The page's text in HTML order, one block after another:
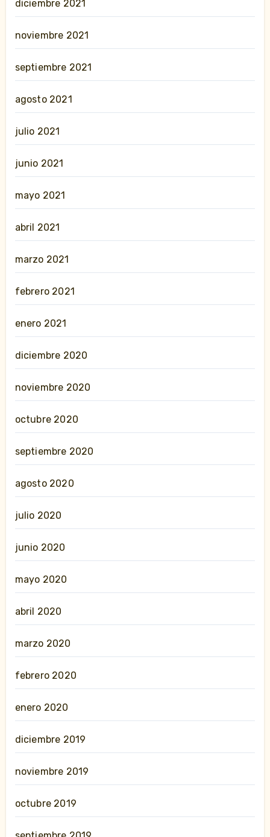
diciembre 2021
noviembre 2021
septiembre 2021
agosto 2021
julio 2021
junio 2021
mayo 2021
abril 2021
marzo 2021
febrero 2021
enero 2021
diciembre 2020
noviembre 2020
octubre 2020
septiembre 2020
agosto 2020
julio 2020
junio 2020
mayo 2020
abril 2020
marzo 2020
febrero 2020
enero 2020
diciembre 2019
noviembre 2019
octubre 2019